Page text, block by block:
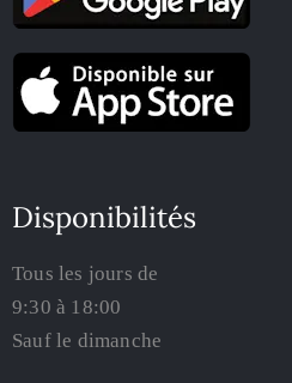
Disponibilités
Tous les jours de
9:30 à 18:00
Sauf le dimanche